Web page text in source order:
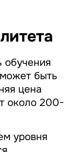
обучения
быть
цена
около 200-
уровня